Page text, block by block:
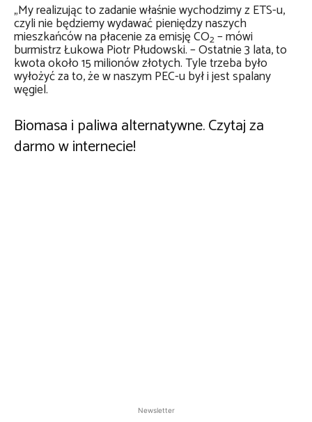
„My realizując to zadanie właśnie wychodzimy z ETS-u,
czyli nie będziemy wydawać pieniędzy naszych
mieszkańców na płacenie za emisję CO2– mówi
burmistrz Łukowa Piotr Płudowski. – Ostatnie 3 lata, to
kwota około 15 milionów złotych. Tyle trzeba było
wyłożyć za to, że w naszym PEC-u był i jest spalany
węgiel.
Biomasa i paliwa alternatywne. Czytaj za
darmo w internecie!
Newsletter